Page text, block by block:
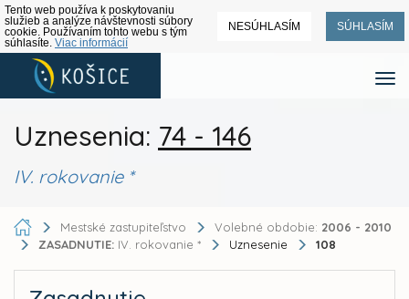
Tento web používa k poskytovaniu
služieb a analýze návštevnosti súbory
cookie. Používaním tohto webu s tým
súhlasíte. Viac informácií
NESÚHLASÍM SÚHLASÍM
Uznesenia: 74 - 146
IV. rokovanie *
Mestské zastupiteľstvo Volebné obdobie: 2006 - 2010
ZASADNUTIE: IV. rokovanie * Uznesenie 108